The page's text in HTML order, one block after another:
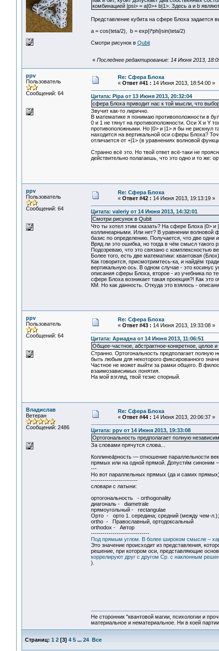
комбинацией |psi> = a|0>+ b|1>. Здесь a и b
Представление кубита на сфере Блоха задается
a = cos(teta/2), b = exp{i*phi}sin(teta/2)
Смотри рисунок в Qubit
« Последнее редактирование: 14 Июня 2013,
ppv
Пользователь
Сообщений: 64
Re: Сфера Блоха
« Ответ #41 : 14 Июня 2013, 18:54:00 »
Цитата: Pipa от 13 Июня 2013, 20:32:04
сфера Блоха приводит нас к той мысли, что
Звучит как-то лирично.
В математике я понимаю противоположности в
0 и 1 не тянут на противоположности. Оси Х и Y
противоположными. Но |0> и |1> я бы не рискнул
находится на вертикальной оси сферы Блоха?
отличается от +|1> (в уравнениях волновой
Странно всё это. Но твой ответ всё-таки не
действительно полагаешь, что это одно и то же:
ppv
Пользователь
Сообщений: 64
Re: Сфера Блоха
« Ответ #42 : 14 Июня 2013, 19:13:19 »
Цитата: valeriy от 14 Июня 2013, 14:32:01
Смотри рисунок в Qubit
Что ты хотел этим сказать? На сфере Блоха |0> и
коллинеарными. Или нет? В уравнении волновой
базис по определению. Получается, что две одни
Вряд ли это ошибка, но тогда в чём смысл такого
Подозреваю, что это связано с комплексностью
Более того, есть две математики: квантовая
Как говорится, присмотримтесь-ка, и найдём
вертикальную ось. В одном случае - это косинус
описания сферы Блоха, второе - из учебника по
сфере Блоха возникает такая проекция?! Как
КМ. Но как данность. Откуда это взялось -
ppv
Пользователь
Сообщений: 64
Re: Сфера Блоха
« Ответ #43 : 14 Июня 2013, 19:33:08 »
Цитата: Ариадна от 14 Июня 2013, 11:06:51
Общее-частное, абстрактное-конкретное, целое и
Странно. Ортогональность предполагает полную
быть любым для некоторого фиксированного
Частное не может выйти за рамки общего. В
взаимозависимых понятия.
На мой взгляд, твой тезис спорный.
Владислав
Ветеран
Сообщений: 2486
Re: Сфера Блоха
« Ответ #44 : 14 Июня 2013, 20:06:37 »
Цитата: ppv от 14 Июня 2013, 19:33:08
Ортогональность предполагает полную
За словами прячутся слова...
Коллинеа́рность — отношение параллельности
прямых или на одной прямой. Допусти́м синоним
---
Но вот параллельных прямых (да и самих прямых)
------------------------
словари с латыни:
ортогональность - orthogonality
диагональ - diametrale
прямоугольный - rectangulae
Орто - орто 1. середина; средний (между чем-
ortho - Православный, ортодоксальный
orthodox - Автор
------------------------------
Под прямым углом. В более широком смысле –
Это значение происходит из представления,
решение, при котором оси, представляющие
коррелируют друг с другом Ср. с наклонным
).
Не сторонник "квантовой магии, психологии и
материальное и нематериальное. Ни в коей
Страниц: 1 2[3] 4 5 ... 24 Все